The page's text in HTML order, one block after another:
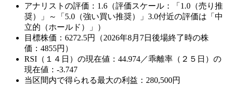
アナリストの評価：1.6（評価スケール：「1.0（売り推
奨）」～「5.0（強い買い推奨）」3.0付近の評価は「中
立的（ホールド）」）
目標株価：6272.5円（2026年8月7日後場終了時の株
価：4855円）
RSI（１４日）の現在値：44.974／乖離率（２５日）の
現在値：-3.747
当区間内で得られる最大の利益：280,500円